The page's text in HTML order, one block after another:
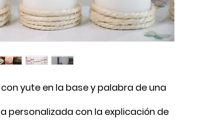
yute en la base y palabra de una
personalizada con la explicación de